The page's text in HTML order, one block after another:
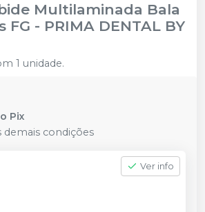
Multilaminada Bala
FG - PRIMA DENTAL BY
1 unidade.
Pix
demais condições
Ver info